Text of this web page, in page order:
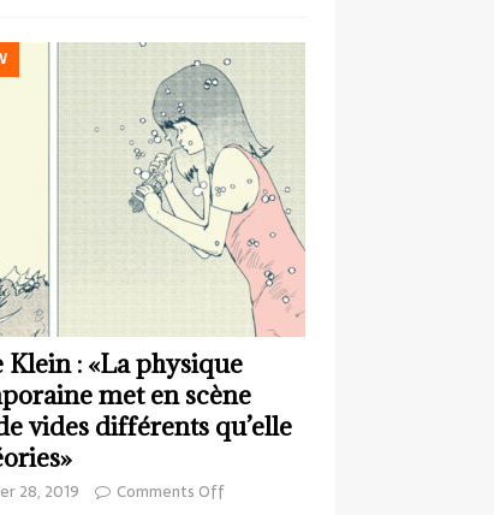
Klein : «La physique
met en scène
vides différents qu’elle
28, 2019 Comments Off